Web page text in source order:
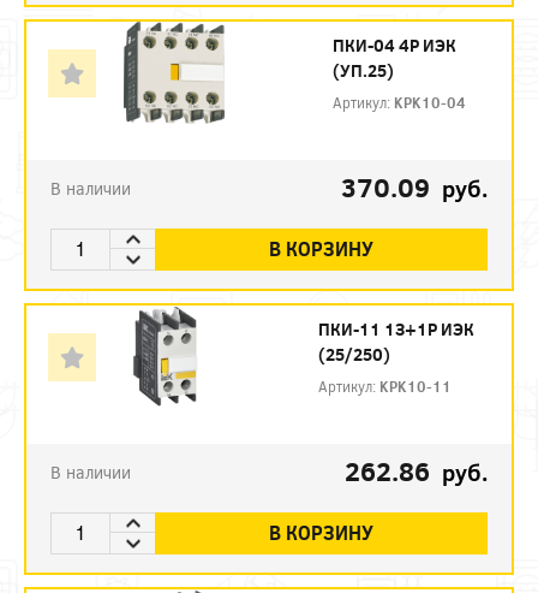
ПКИ-04 4Р ИЭК
(УП.25)
Артикул: KPK10-04
В наличии 370.09 руб.
В КОРЗИНУ
ПКИ-11 1З+1Р ИЭК
(25/250)
Артикул: KPK10-11
В наличии 262.86 руб.
В КОРЗИНУ